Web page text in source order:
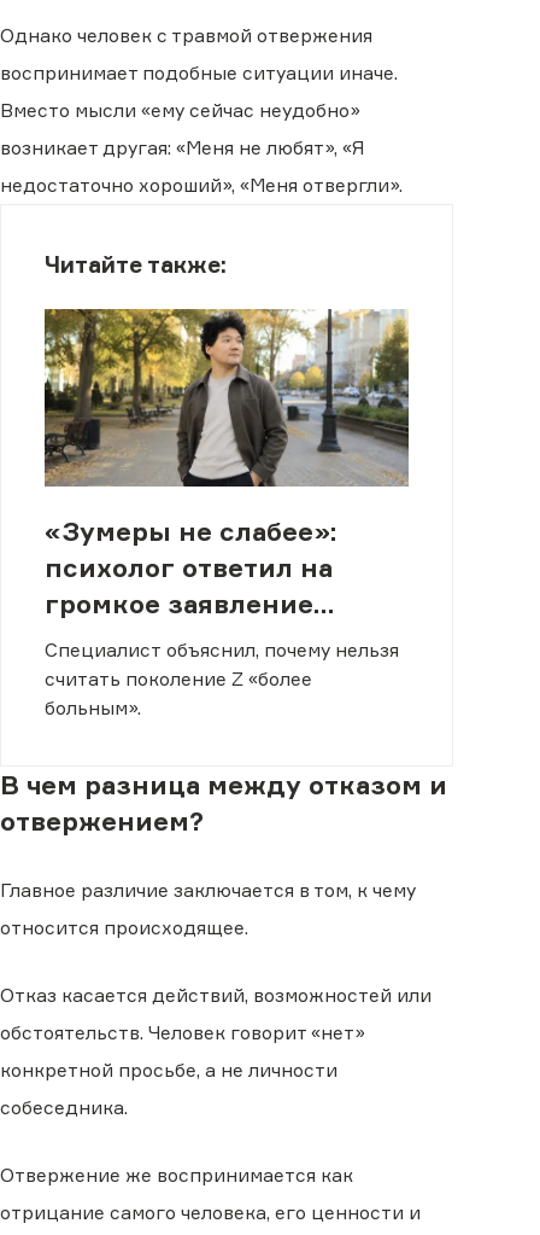
Однако человек с травмой отвержения
воспринимает подобные ситуации иначе.
Вместо мысли «ему сейчас неудобно»
возникает другая: «Меня не любят», «Я
недостаточно хороший», «Меня отвергли».
Читайте также:
«Зумеры не слабее»:
психолог ответил на
громкое заявление
Ашимбаева
Специалист объяснил, почему нельзя
считать поколение Z «более
больным».
В чем разница между отказом и
отвержением?
Главное различие заключается в том, к чему
относится происходящее.
Отказ касается действий, возможностей или
обстоятельств. Человек говорит «нет»
конкретной просьбе, а не личности
собеседника.
Отвержение же воспринимается как
отрицание самого человека, его ценности и